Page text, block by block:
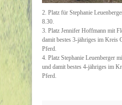
2. Platz für Stephanie
8.30.
3. Platz Jennifer Hoffmann mit
damit bestes 3-jähriges im Kreis
Pferd.
4. Platz Stephanie Leuenberger
und damit bestes 4-jähriges im
Pferd.